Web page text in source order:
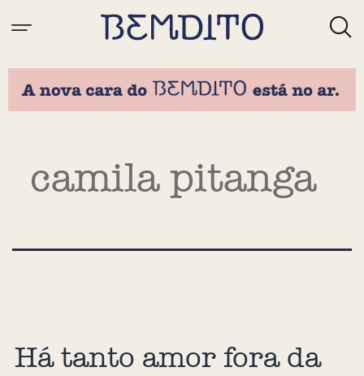
camila pitanga
Há tanto amor fora da